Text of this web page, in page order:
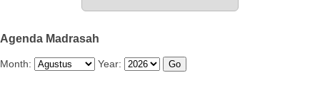
Agenda Madrasah
Month: Year: